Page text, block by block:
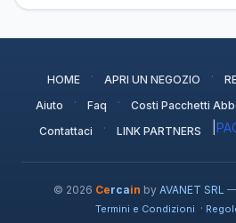
HOME · APRI UN NEGOZIO ·
Aiuto · Faq · Costi Pacchetti
Contattaci · LINK PARTNERS
© 2026 Cercain by AVANET SRL —
Termini e Condizioni ·